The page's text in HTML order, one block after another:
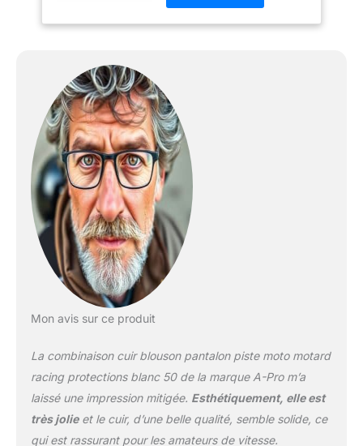
Protections CE
amovibles sur les
neuf et de haute qualité.
Curseurs amovibles.
IMPORTANT Consultez la
taille avant d'acheter.
Mon avis sur ce produit
La combinaison cuir blouson pantalon piste moto motard
racing protections blanc 50 de la marque A-Pro m’a
laissé une impression mitigée. Esthétiquement, elle est
très jolieet le cuir, d’une belle qualité, semble solide, ce
qui est rassurant pour les amateurs de vitesse.